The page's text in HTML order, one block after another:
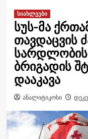
სიახლეები
სუს-მა
თავდაცვის
ბრიგადის
დააკავა
ანალიტიკოსი